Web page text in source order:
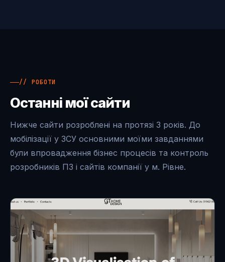
// РОБОТИ
Останні мої сайти
Нижче сайти розроблені на протязі 3 років. До
мобілізації у ЗСУ основними моїми завданнями
були впровадження бізнес процесів та контроль
розробників ПЗ і сайтів компанії у м. Рівне.